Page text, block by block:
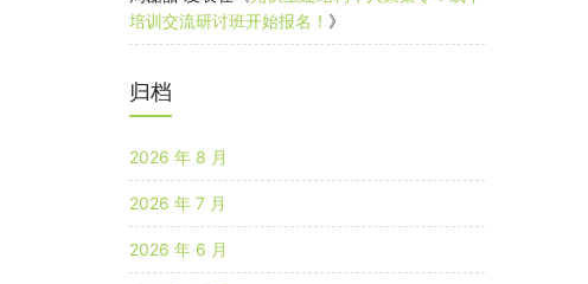
培训交流研讨班开始报名！ 》
归档
2026 年 8 月
2026 年 7 月
2026 年 6 月